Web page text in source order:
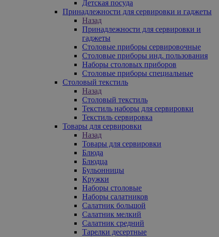
Детская посуда
Принадлежности для сервировки и гаджеты
Назад
Принадлежности для сервировки и
гаджеты
Столовые приборы сервировочные
Столовые приборы инд. пользования
Наборы столовых приборов
Столовые приборы специальные
Столовый текстиль
Назад
Столовый текстиль
Текстиль наборы для сервировки
Текстиль сервировка
Товары для сервировки
Назад
Товары для сервировки
Блюда
Блюдца
Бульонницы
Кружки
Наборы столовые
Наборы салатников
Салатник большой
Салатник мелкий
Салатник средний
Тарелки десертные